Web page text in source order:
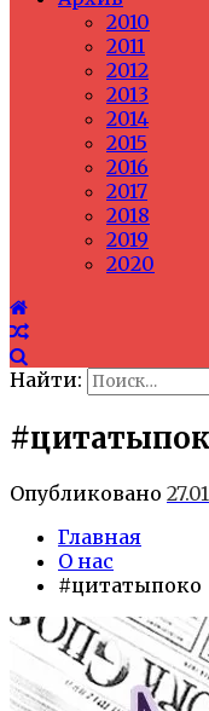
2010
2011
2012
2013
2014
2015
2016
2017
2018
2019
2020
Найти:
Опубликовано
Главная
О нас
#цитатыпоко